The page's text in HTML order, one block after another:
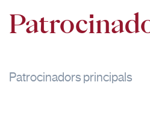
Patrocinadors principals